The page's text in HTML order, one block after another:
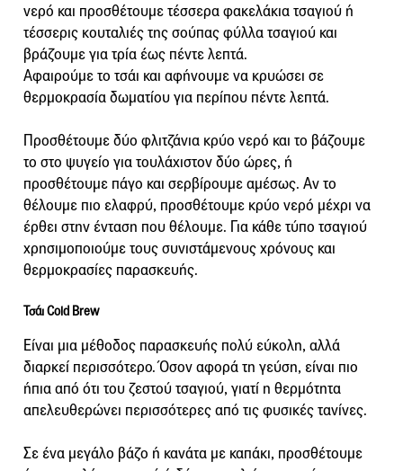
νερό και προσθέτουμε τέσσερα φακελάκια τσαγιού ή
τέσσερις κουταλιές της σούπας φύλλα τσαγιού και
βράζουμε για τρία έως πέντε λεπτά.
Αφαιρούμε το τσάι και αφήνουμε να κρυώσει σε
θερμοκρασία δωματίου για περίπου πέντε λεπτά.
Προσθέτουμε δύο φλιτζάνια κρύο νερό και το βάζουμε
το στο ψυγείο για τουλάχιστον δύο ώρες, ή
προσθέτουμε πάγο και σερβίρουμε αμέσως. Αν το
θέλουμε πιο ελαφρύ, προσθέτουμε κρύο νερό μέχρι να
έρθει στην ένταση που θέλουμε. Για κάθε τύπο τσαγιού
χρησιμοποιούμε τους συνιστάμενους χρόνους και
θερμοκρασίες παρασκευής.
Τσάι Cold Brew
Είναι μια μέθοδος παρασκευής πολύ εύκολη, αλλά
διαρκεί περισσότερο. Όσον αφορά τη γεύση, είναι πιο
ήπια από ότι του ζεστού τσαγιού, γιατί η θερμότητα
απελευθερώνει περισσότερες από τις φυσικές τανίνες.
Σε ένα μεγάλο βάζο ή κανάτα με καπάκι, προσθέτουμε